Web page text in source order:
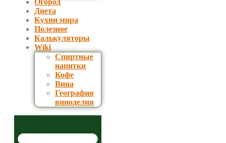
Огород
Диета
Кухни мира
Полезное
Калькуляторы
Wiki
Спиртные
напитки
Кофе
Вина
География
виноделия